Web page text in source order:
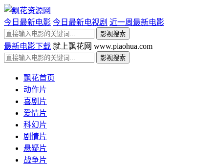
今日最新电影 今日最新电视剧 近一周最新电影
最新电影下载 就上飘花网 www.piaohua.com
飘花首页
动作片
喜剧片
爱情片
科幻片
剧情片
悬疑片
战争片